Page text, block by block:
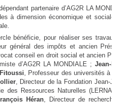
partenaire d’AG2R LA
à dimension économique et
bénéficie, pour réaliser ses
général des impôts et ancien
conseil en droit social et ancien
d’AG2R LA MONDIALE ;Jean-
, Professeur des universités à
, Directeur de la Fondation Jean-
des Ressources Naturelles
Héran, Directeur de